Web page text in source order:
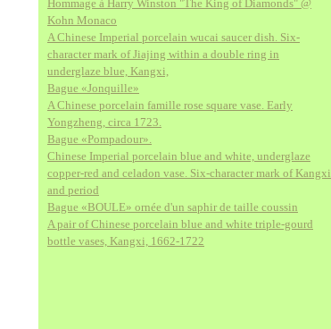
Hommage à Harry Winston "The King of Diamonds" @
Kohn Monaco
A Chinese Imperial porcelain wucai saucer dish. Six-
character mark of Jiajing within a double ring in
underglaze blue, Kangxi,
Bague «Jonquille»
A Chinese porcelain famille rose square vase. Early
Yongzheng, circa 1723.
Bague «Pompadour».
Chinese Imperial porcelain blue and white, underglaze
copper-red and celadon vase. Six-character mark of Kangxi
and period
Bague «BOULE» ornée d'un saphir de taille coussin
A pair of Chinese porcelain blue and white triple-gourd
bottle vases, Kangxi, 1662-1722